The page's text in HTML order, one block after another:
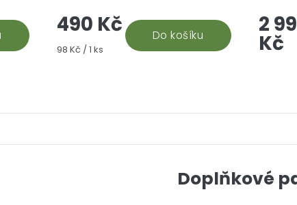
490 Kč
Měrná
98 Kč / 1 ks
Do košíku
unikátních směsí – Santhica,
Harmonické trávení, Pevné zdraví,
Pohoda a...
2
Kč
Doplňkové